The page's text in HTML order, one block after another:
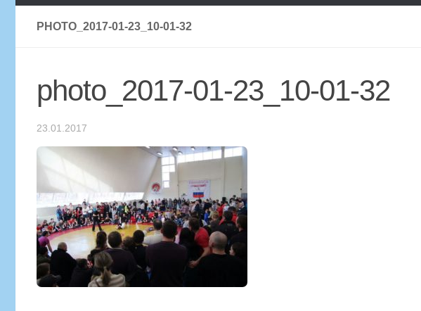
PHOTO_2017-01-23_10-01-32
photo_2017-01-23_10-01-32
23.01.2017